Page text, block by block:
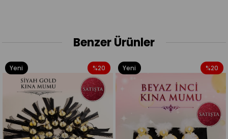
Benzer Ürünler
%20
Yeni
Ürün
%20
Yeni